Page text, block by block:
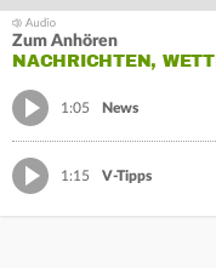
Zum Anhören
NACHRICHTEN,
1:05 News
1:15 V-Tipps